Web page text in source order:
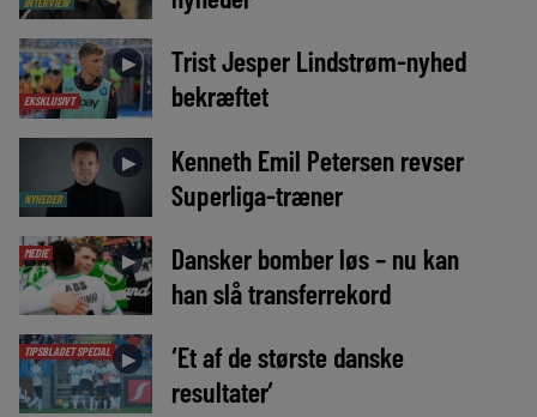
EKSKLUSIVT
►
Trist Jesper Lindstrøm-nyhed
bekræftet
NYHEDER
►
Kenneth Emil Petersen revser
Superliga-træner
MEDIE ►
Dansker bomber løs – nu kan
han slå transferrekord
TIPSBLADET SPECIAL ►
‘Et af de største danske
resultater’